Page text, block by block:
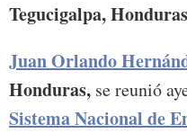
Tegucigalpa,
Juan Orlando
Honduras, se reunió
Sistema Nacional de